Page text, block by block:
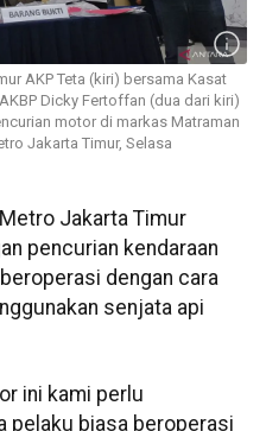
AKP Teta (kiri) bersama Kasat
Dicky Fertoffan (dua dari kiri)
motor di markas Matraman
Jakarta Timur, Selasa
Jakarta Timur
pencurian kendaraan
dengan cara
senjata api
ini kami perlu
pelaku biasa beroperasi